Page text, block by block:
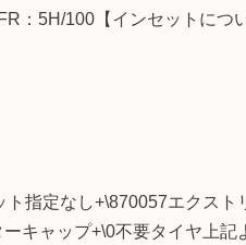
：5H/100【インセットにつ
指定なし+\870057エクスト
キャップ+\0不要タイヤ上記